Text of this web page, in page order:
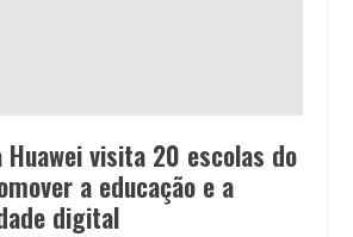
visita 20 escolas do
a educação e a
digital